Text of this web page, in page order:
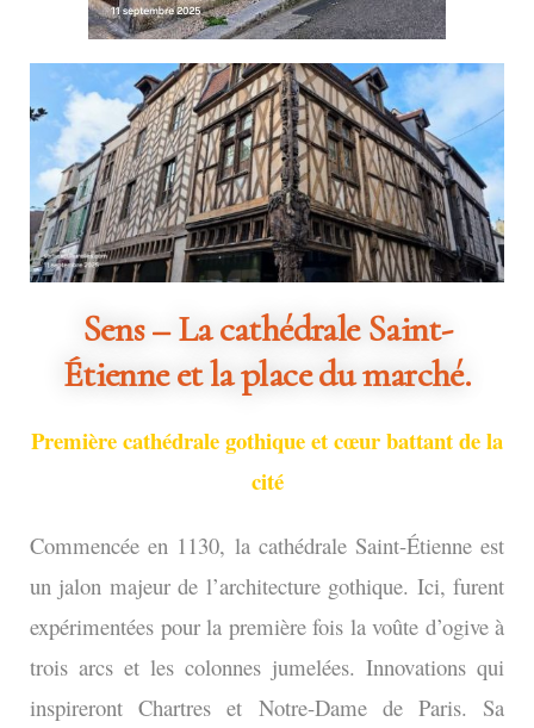
Sens – La cathédrale Saint-
Étienne et la place du marché.
Première cathédrale gothique et cœur battant de la
cité
Commencée en 1130, la cathédrale Saint-Étienne est
un jalon majeur de l’architecture gothique. Ici, furent
expérimentées pour la première fois la voûte d’ogive à
trois arcs et les colonnes jumelées. Innovations qui
inspireront Chartres et Notre-Dame de Paris. Sa